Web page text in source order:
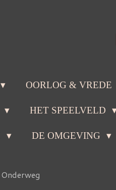
OORLOG & VREDE
HET SPEELVELD
DE OMGEVING
Onderweg